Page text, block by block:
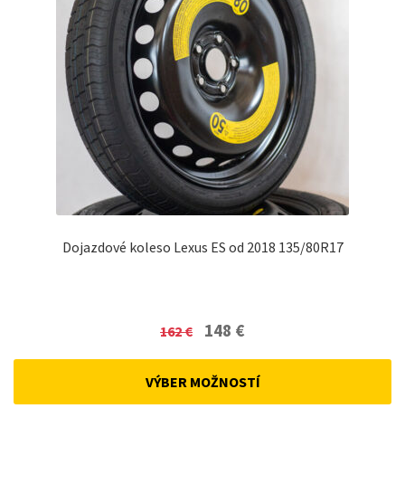
Dojazdové koleso Lexus ES od 2018 135/80R17
162€
Original
was:
148 €Current
VÝBER MOŽNOSTÍ